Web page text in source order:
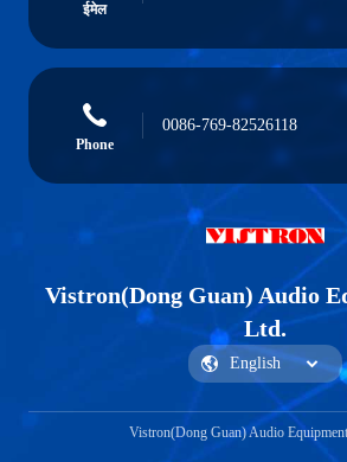
ईमेल
Phone
0086-769-82526118
Vistron(Dong Guan) Audio
Ltd.
Vistron(Dong Guan) Audio